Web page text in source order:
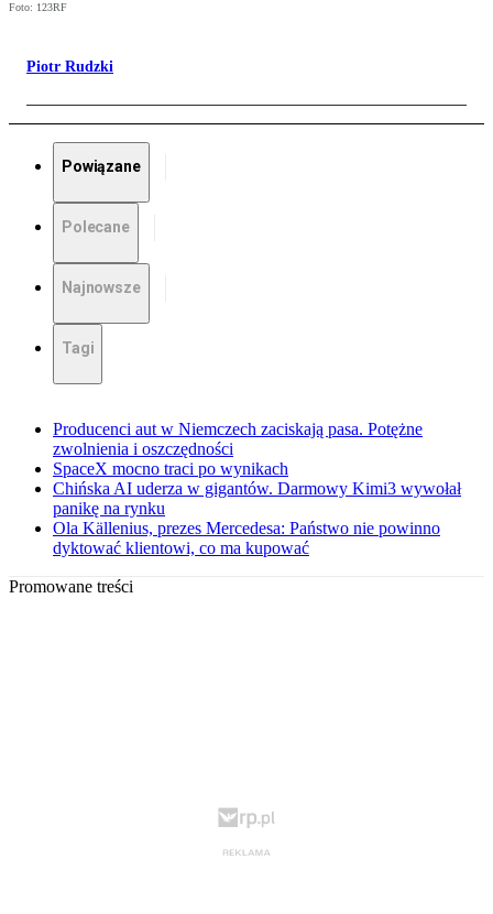
Foto: 123RF
Piotr Rudzki
Powiązane
Polecane
Najnowsze
Tagi
Producenci aut w Niemczech zaciskają pasa. Potężne
zwolnienia i oszczędności
SpaceX mocno traci po wynikach
Chińska AI uderza w gigantów. Darmowy Kimi3 wywołał
panikę na rynku
Ola Källenius, prezes Mercedesa: Państwo nie powinno
dyktować klientowi, co ma kupować
Promowane treści